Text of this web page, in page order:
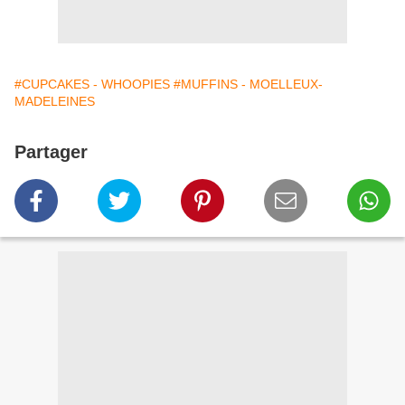
#CUPCAKES - WHOOPIES #MUFFINS - MOELLEUX-
MADELEINES
Partager